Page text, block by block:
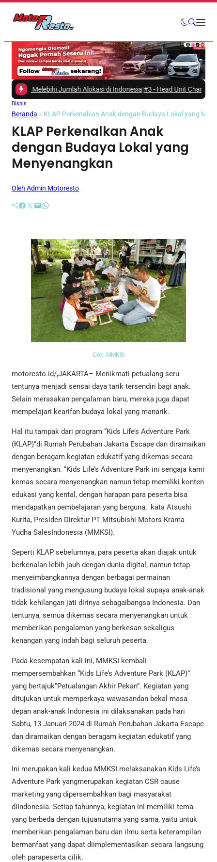
Melebihi Jumlah Alokasi di Indonesia|#3 -Head Unit Changan Nevo
Bisnis
Beranda » KLAP Perkenalkan Anak dengan Budaya Lokal yang
KLAP Perkenalkan Anak
dengan Budaya Lokal yang
Menyenangkan
Oleh Admin Motoresto
Facebook Twitter Mail WhatsApp
Dok. MMKSI
motoresto.id/,JAKARTA– Menikmati petualang seru
tentunya menjadi sensai daya tarik tersendiri bagi anak.
Selain merasakan pengalaman baru, mereka juga dapat
mempelajari kearifan budaya lokal yang manarik.
Hal itu tampak dari program “Kids Life’s Adventure Park
(KLAP)”di Rumah Perubahan Jakarta Escape dan diramaikan
dengan beragam kegiatan edukatif yang dikemas secara
menyenangkan. "Kids Life’s Adventure Park ini sengaja kami
kemas secara menyenangkan namun tetap memiliki konten
edukasi yang kental, dengan harapan para peserta bisa
mendapatkan pembelajaran yang berguna," kata Atsushi
Kurita, Presiden Direktur PT Mitsubishi Motors Krama
Yudha SalesIndonesia (MMKSI).
Seperti KLAP sebelumnya, para peserta akan diajak untuk
berkenalan lebih jauh dengan dunia digital, namun tetap
menyeimbangkannya dengan berbagai permainan
tradisional yang mengusung budaya lokal supaya anak-anak
tidak kehilangan jati dirinya sebagaibangsa Indonesia. Dan
tentunya, semua dikemas secara menyenangkan untuk
memberikan pengalaman yang berkesan sekaligus
kenangan yang indah bagi seluruh peserta.
Pada kesempatan kali ini, MMKSI kembali
mempersembahkan “Kids Life’s Adventure Park (KLAP)”
yang bertajuk“Petualangan Akhir Pekan”. Kegiatan yang
ditujukan untuk memperkaya wawasandan bekal masa
depan anak-anak Indonesia ini dilaksanakan pada hari
Sabtu, 13 Januari 2024 di Rumah Perubahan Jakarta Escape
dan diramaikan dengan beragam kegiatan edukatif yang
dikemas secara menyenangkan.
Ini merupakan kali kedua MMKSI melaksanakan Kids Life’s
Adventure Park yangmerupakan kegiatan CSR cause
marketing yang dipersembahkan bagi masyarakat
diIndonesia. Setiap tahunnya, kegiatan ini memiliki tema
yang berbeda dengan tujuanutama yang sama, yaitu untuk
memberikan pengalaman baru dan ilmu serta keterampilan
bermanfaat yang dapat diimplementasikan secara langsung
oleh parapeserta cilik.